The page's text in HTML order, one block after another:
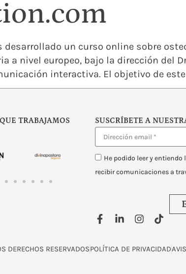
un curso online sobre
nivel europeo, bajo la dirección del
interactiva. El objetivo de
TRABAJAMOS SUSCRÍBETE A
He podido leer y entiendo
recibir comunicaciones a
DERECHOS RESERVADOSPOLÍTICA DE PRIVACIDAD